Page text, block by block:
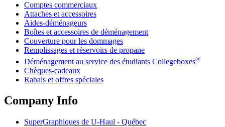
Comptes commerciaux
Attaches et accessoires
Aides-déménageurs
Boîtes et accessoires de déménagement
Couverture pour les dommages
Remplissages et réservoirs de propane
Déménagement au service des étudiants Collegeboxes®
Chèques-cadeaux
Rabais et offres spéciales
Company Info
SuperGraphiques de U-Haul - Québec